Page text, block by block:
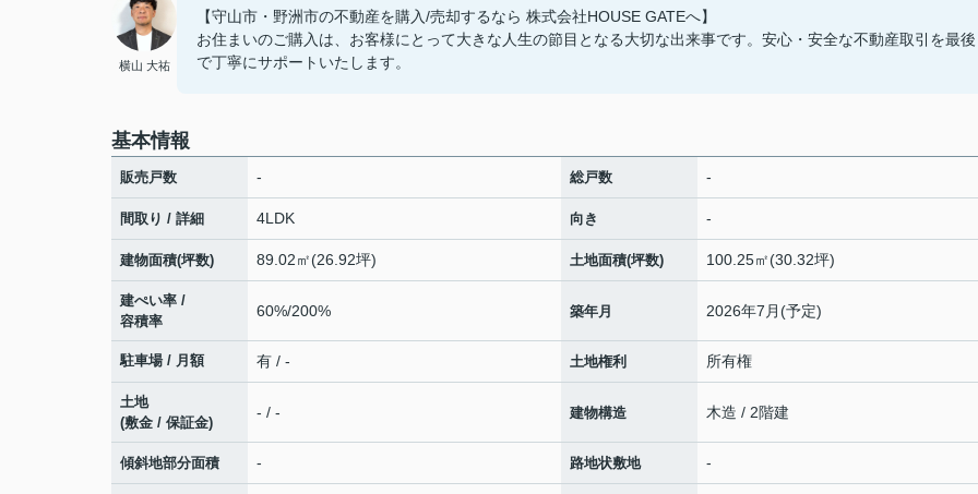
横山 大祐
【守山市・野洲市の不動産を購入/売却するなら 株式会社HOUSE GATEへ】
お住まいのご購入は、お客様にとって大きな人生の節目となる大切な出来事です。安心・安全な不動産取引を最
で丁寧にサポートいたします。
基本情報
販売戸数 - 総戸数 -
間取り / 詳細 4LDK 向き -
建物面積(坪数) 89.02㎡(26.92坪) 土地面積(坪数) 100.25㎡(30.32坪)
建ぺい率 /
容積率
60%/200% 築年月 2026年7月(予定)
駐車場 / 月額 有 / - 土地権利 所有権
土地
(敷金 / 保証金)
- / - 建物構造 木造 / 2階建
傾斜地部分面積 - 路地状敷地 -